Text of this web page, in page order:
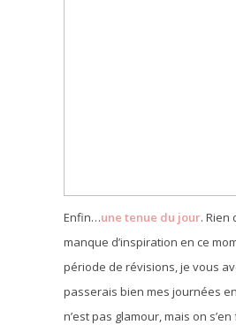
Enfin…une tenue du jour. Rien
manque d’inspiration en ce
période de révisions, je vous
passerais bien mes journées en
n’est pas glamour, mais on